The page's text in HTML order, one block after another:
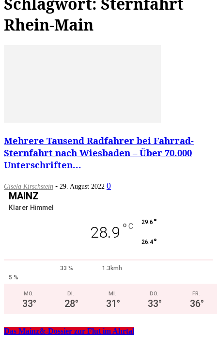
Rhein-Main
Mehrere Tausend Radfahrer bei Fahrrad-
Sternfahrt nach Wiesbaden – Über 70.000
Unterschriften...
Gisela Kirschstein - 29. August 2022 0
MAINZ
Klarer Himmel
28.9 ° C 29.6 °
26.4°
33 %
1.3kmh
5 %
MO.
33°
DI.
28°
MI.
31°
DO.
33°
FR.
36°
Das Mainz&-Dossier zur Flut im Ahrtal